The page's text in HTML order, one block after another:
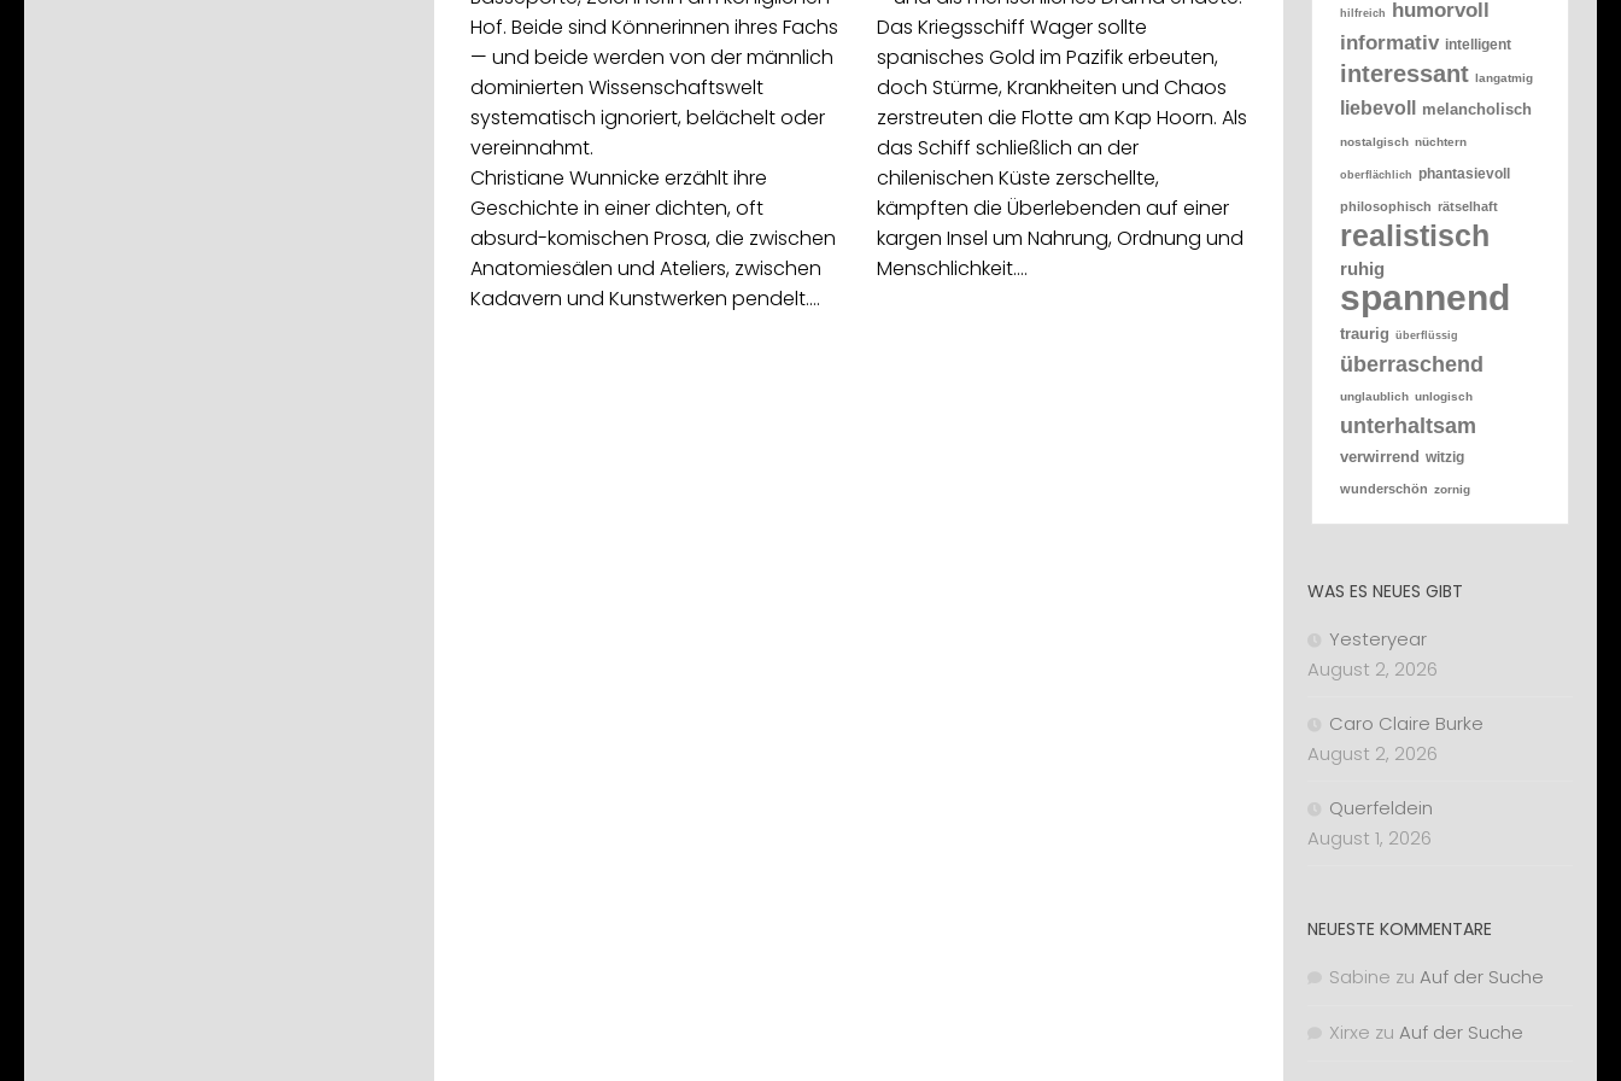
Hof. Beide sind Könnerinnen ihres Fachs
— und beide werden von der männlich
dominierten Wissenschaftswelt
systematisch ignoriert, belächelt oder
vereinnahmt.
Christiane Wunnicke erzählt ihre
Geschichte in einer dichten, oft
absurd-komischen Prosa, die zwischen
Anatomiesälen und Ateliers, zwischen
Kadavern und Kunstwerken pendelt.…
Das Kriegsschiff Wager sollte
spanisches Gold im Pazifik erbeuten,
doch Stürme, Krankheiten und Chaos
zerstreuten die Flotte am Kap Hoorn. Als
das Schiff schließlich an der
chilenischen Küste zerschellte,
kämpften die Überlebenden auf einer
kargen Insel um Nahrung, Ordnung und
Menschlichkeit.…
hilfreich
humorvoll
informativ intelligent
interessant langatmig
liebevoll melancholisch
nostalgisch nüchtern
oberflächlich phantasievoll
philosophisch rätselhaft
realistisch
ruhig
spannend
traurig überflüssig
überraschend
unglaublich unlogisch
unterhaltsam
verwirrend witzig
wunderschön zornig
WAS ES NEUES GIBT
Yesteryear
August 2, 2026
Caro Claire Burke
August 2, 2026
Querfeldein
August 1, 2026
NEUESTE KOMMENTARE
Sabine zu Auf der Suche
Xirxe zu Auf der Suche